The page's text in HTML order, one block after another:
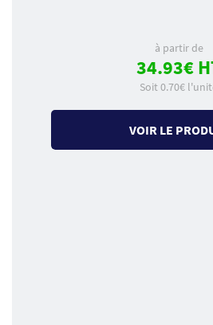
à partir de
34.93€
Soit 0.70€
VOIR LE